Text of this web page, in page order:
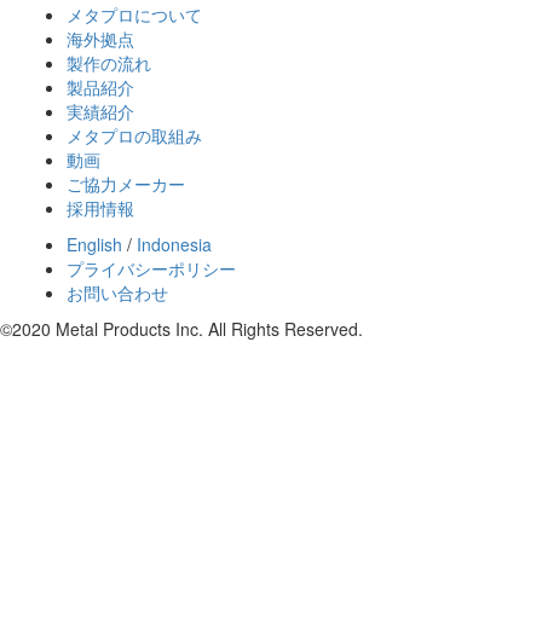
メタプロについて
海外拠点
製作の流れ
製品紹介
実績紹介
メタプロの取組み
動画
ご協力メーカー
採用情報
English / Indonesia
プライバシーポリシー
お問い合わせ
©2020 Metal Products Inc. All Rights Reserved.